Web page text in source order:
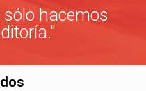
sólo hacemos